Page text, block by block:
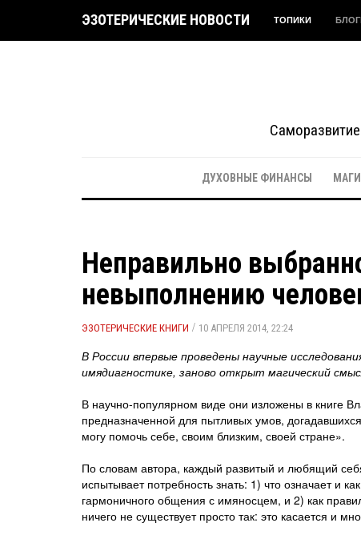
ЭЗОТЕРИЧЕСКИЕ НОВОСТИ ТОПИКИ
ДУХОВНЫЕ ФИНАНСЫ
Неправильно
невыполнению
ЭЗОТЕРИЧЕСКИЕ КНИГИ / 10 АПРЕЛЯ 2014, 22:24
В России впервые проведены научные
имядиагностике, заново открыт магический
В научно-популярном виде они изложены в книге
предназначенной для пытливых умов,
могу помочь себе, своим близким, своей стране».
По словам автора, каждый развитый и любящий
испытывает потребность знать: 1) что означает и
гармоничного общения с имяносцем, и 2) как
ничего не существует просто так: это касается и